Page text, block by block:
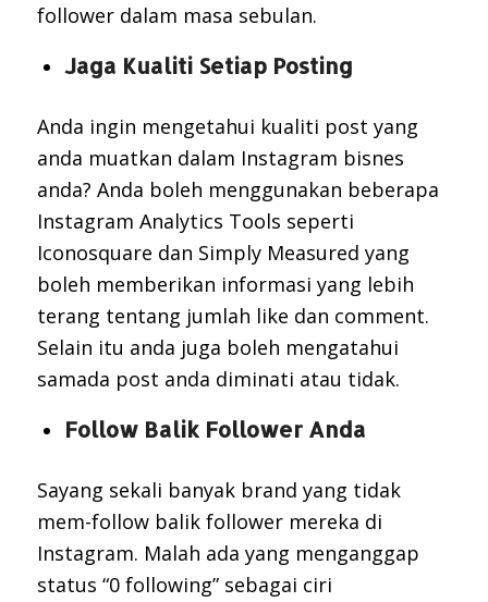
follower dalam masa sebulan.
Jaga Kualiti Setiap Posting
Anda ingin mengetahui kualiti post yang
anda muatkan dalam Instagram bisnes
anda? Anda boleh menggunakan beberapa
Instagram Analytics Tools seperti
Iconosquare dan Simply Measured yang
boleh memberikan informasi yang lebih
terang tentang jumlah like dan comment.
Selain itu anda juga boleh mengatahui
samada post anda diminati atau tidak.
Follow Balik Follower Anda
Sayang sekali banyak brand yang tidak
mem-follow balik follower mereka di
Instagram. Malah ada yang menganggap
status “0 following” sebagai ciri